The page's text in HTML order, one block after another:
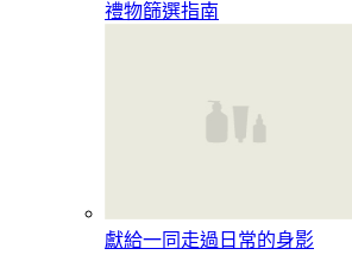
禮物篩選指南
獻給一同走過日常的身影